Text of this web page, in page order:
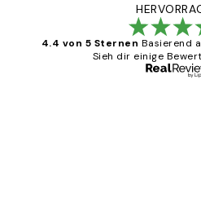
4.4 von 5 Sternen Basierend
Sieh dir einige